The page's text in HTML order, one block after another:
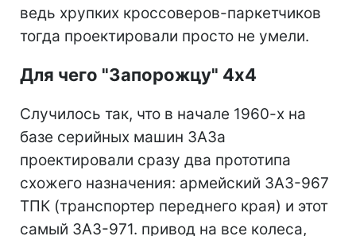
ведь хрупких кроссоверов-паркетчиков
тогда проектировали просто не умели.
Для чего "Запорожцу" 4х4
Случилось так, что в начале 1960-х на
базе серийных машин ЗАЗа
проектировали сразу два прототипа
схожего назначения: армейский ЗАЗ-967
ТПК (транспортер переднего края) и этот
самый ЗАЗ-971. привод на все колеса,